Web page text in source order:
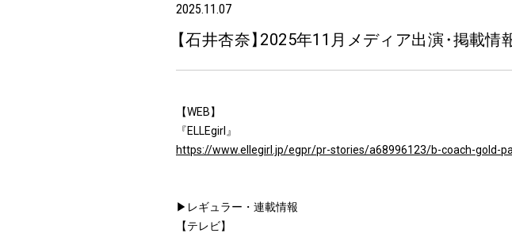
2025.11.07
【石井杏奈】2025年11月メディア出演・掲載情
【WEB】
『ELLEgirl』
https://www.ellegirl.jp/egpr/pr-stories/a68996123/b-coach-gold-
▶レギュラー・連載情報
【テレビ】